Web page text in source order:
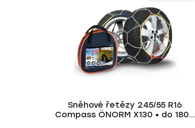
Sněhové řetězy 245/55 R16
Compass ÖNORM X130 • do 1800